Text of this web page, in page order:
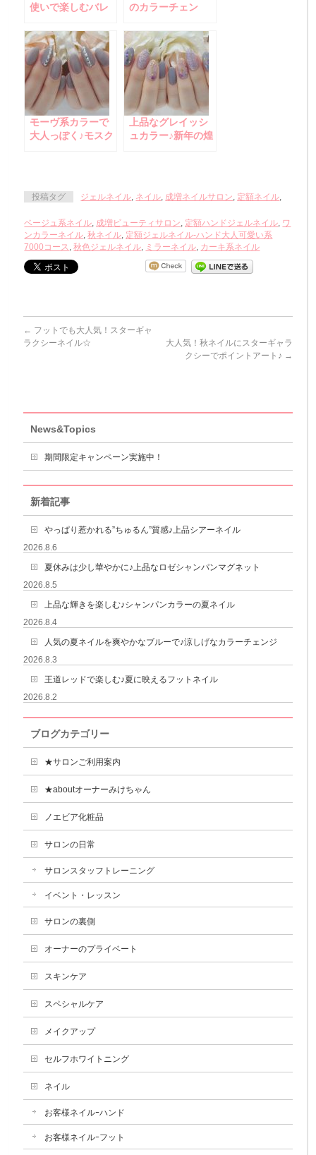
使いで楽しむバレ
のカラーチェン
ー＆キャッツアイ
ネイル
モーヴ系カラーで
大人っぽく♪モスク
上品なグレイッシ
ュカラー♪新年の煌
投稿タグ ジェルネイル, ネイル, 成増ネイルサロン, 定額ネイル,
ベージュ系ネイル, 成増ビューティサロン, 定額ハンドジェルネイル, ワ
ンカラーネイル,秋ネイル, 定額ジェルネイル-ハンド大人可愛い系
7000コース,秋色ジェルネイル, ミラーネイル, カーキ系ネイル
← フットでも大人気！スターギャ
ラクシーネイル☆
大人気！秋ネイルにスターギャラ
クシーでポイントアート♪ →
News&Topics
期間限定キャンペーン実施中！
新着記事
やっぱり惹かれる”ちゅるん”質感♪上品シアーネイル
2026.8.6
夏休みは少し華やかに♪上品なロゼシャンパンマグネット
2026.8.5
上品な輝きを楽しむ♪シャンパンカラーの夏ネイル
2026.8.4
人気の夏ネイルを爽やかなブルーで♪涼しげなカラーチェンジ
2026.8.3
王道レッドで楽しむ♪夏に映えるフットネイル
2026.8.2
ブログカテゴリー
★サロンご利用案内
★aboutオーナーみけちゃん
ノエビア化粧品
サロンの日常
サロンスタッフトレーニング
イベント・レッスン
サロンの裏側
オーナーのプライベート
スキンケア
スペシャルケア
メイクアップ
セルフホワイトニング
ネイル
お客様ネイルｰハンド
お客様ネイルｰフット